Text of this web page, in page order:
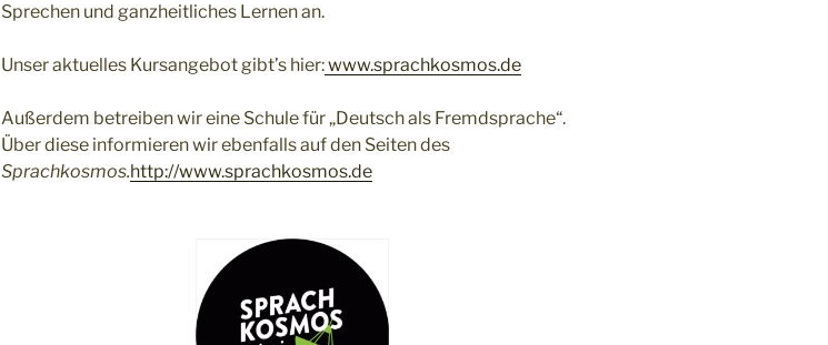
Sprechen und ganzheitliches Lernen an.
Unser aktuelles Kursangebot gibt’s hier:www.sprachkosmos.de
Außerdem betreiben wir eine Schule für „Deutsch als Fremdsprache“.
Über diese informieren wir ebenfalls auf den Seiten des
Sprachkosmos.http://www.sprachkosmos.de